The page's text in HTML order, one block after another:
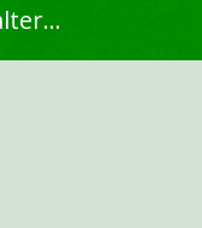
Nähkromanten - Die alternative Näh- und DIY-Community